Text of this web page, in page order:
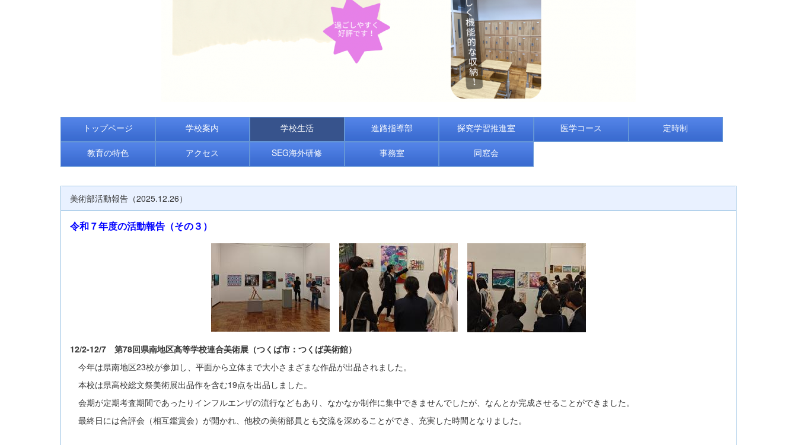
トップページ 学校案内 学校生活 進路指導部 探究学習推進室 医学コース 定時制
教育の特色 アクセス SEG海外研修 事務室 同窓会
美術部活動報告（2025.12.26）
令和７年度の活動報告（その３）
12/2-12/7 第78回県南地区高等学校連合美術展（つくば市：つくば美術館）
今年は県南地区23校が参加し、平面から立体まで大小さまざまな作品が出品されました。
本校は県高校総文祭美術展出品作を含む19点を出品しました。
会期が定期考査期間であったりインフルエンザの流行などもあり、なかなか制作に集中できませんでしたが、なんとか完成させることができました。
最終日には合評会（相互鑑賞会）が開かれ、他校の美術部員とも交流を深めることができ、充実した時間となりました。